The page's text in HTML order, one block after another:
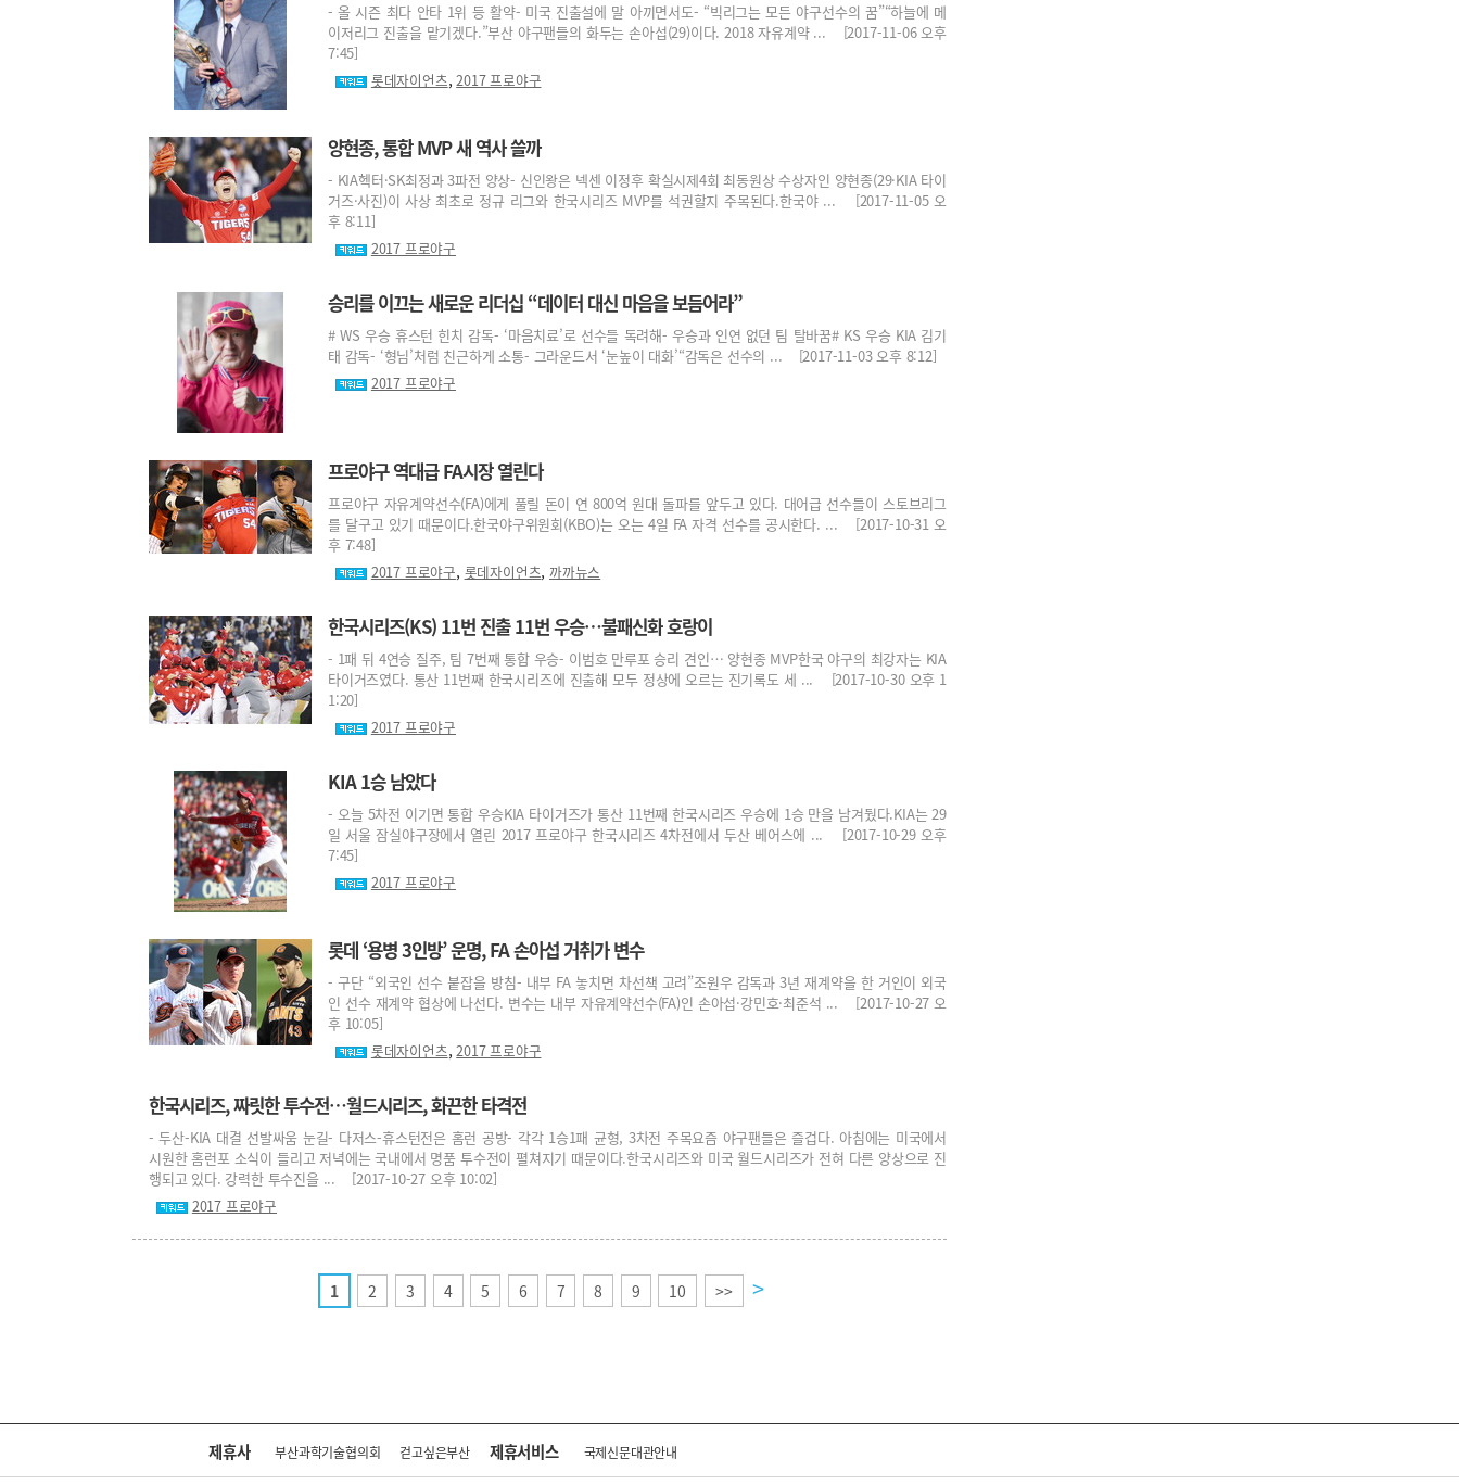
- 올 시즌 최다 안타 1위 등 활약- 미국 진출설에 말 아끼면서도- “빅리그는 모든 야구선수의 꿈”“하늘에 메
이저리그 진출을 맡기겠다.”부산 야구팬들의 화두는 손아섭(29)이다. 2018 자유계약 ... [2017-11-06 오후
7:45]
롯데자이언츠,2017 프로야구
양현종, 통합 MVP 새 역사 쓸까
- KIA헥터·SK최정과 3파전 양상- 신인왕은 넥센 이정후 확실시제4회 최동원상 수상자인 양현종(29·KIA 타이
거즈·사진)이 사상 최초로 정규 리그와 한국시리즈 MVP를 석권할지 주목된다.한국야 ... [2017-11-05 오
후 8:11]
2017 프로야구
승리를 이끄는 새로운 리더십 “데이터 대신 마음을 보듬어라”
# WS 우승 휴스턴 힌치 감독- ‘마음치료’로 선수들 독려해- 우승과 인연 없던 팀 탈바꿈# KS 우승 KIA 김기
태 감독- ‘형님’처럼 친근하게 소통- 그라운드서 ‘눈높이 대화’“감독은 선수의 ... [2017-11-03 오후 8:12]
2017 프로야구
프로야구 역대급 FA시장 열린다
프로야구 자유계약선수(FA)에게 풀릴 돈이 연 800억 원대 돌파를 앞두고 있다. 대어급 선수들이 스토브리그
를 달구고 있기 때문이다.한국야구위원회(KBO)는 오는 4일 FA 자격 선수를 공시한다. ... [2017-10-31 오
후 7:48]
2017 프로야구, 롯데자이언츠, 까까뉴스
한국시리즈(KS) 11번 진출 11번 우승…불패신화 호랑이
- 1패 뒤 4연승 질주, 팀 7번째 통합 우승- 이범호 만루포 승리 견인… 양현종 MVP한국 야구의 최강자는 KIA
타이거즈였다. 통산 11번째 한국시리즈에 진출해 모두 정상에 오르는 진기록도 세 ... [2017-10-30 오후 1
1:20]
2017 프로야구
KIA 1승 남았다
- 오늘 5차전 이기면 통합 우승KIA 타이거즈가 통산 11번째 한국시리즈 우승에 1승 만을 남겨뒀다.KIA는 29
일 서울 잠실야구장에서 열린 2017 프로야구 한국시리즈 4차전에서 두산 베어스에 ... [2017-10-29 오후
7:45]
2017 프로야구
롯데 ‘용병 3인방’ 운명, FA 손아섭 거취가 변수
- 구단 “외국인 선수 붙잡을 방침- 내부 FA 놓치면 차선책 고려”조원우 감독과 3년 재계약을 한 거인이 외국
인 선수 재계약 협상에 나선다. 변수는 내부 자유계약선수(FA)인 손아섭·강민호·최준석 ... [2017-10-27 오
후 10:05]
롯데자이언츠,2017 프로야구
한국시리즈, 짜릿한 투수전…월드시리즈, 화끈한 타격전
- 두산-KIA 대결 선발싸움 눈길- 다저스-휴스턴전은 홈런 공방- 각각 1승1패 균형, 3차전 주목요즘 야구팬들은 즐겁다. 아침에는 미국에서
시원한 홈런포 소식이 들리고 저녁에는 국내에서 명품 투수전이 펼쳐지기 때문이다.한국시리즈와 미국 월드시리즈가 전혀 다른 양상으로 진
행되고 있다. 강력한 투수진을 ... [2017-10-27 오후 10:02]
2017 프로야구
1 2 3 4 5 6 7 8 9 10 >> >
제휴사 부산과학기술협의회 걷고싶은부산 제휴서비스 국제신문대관안내